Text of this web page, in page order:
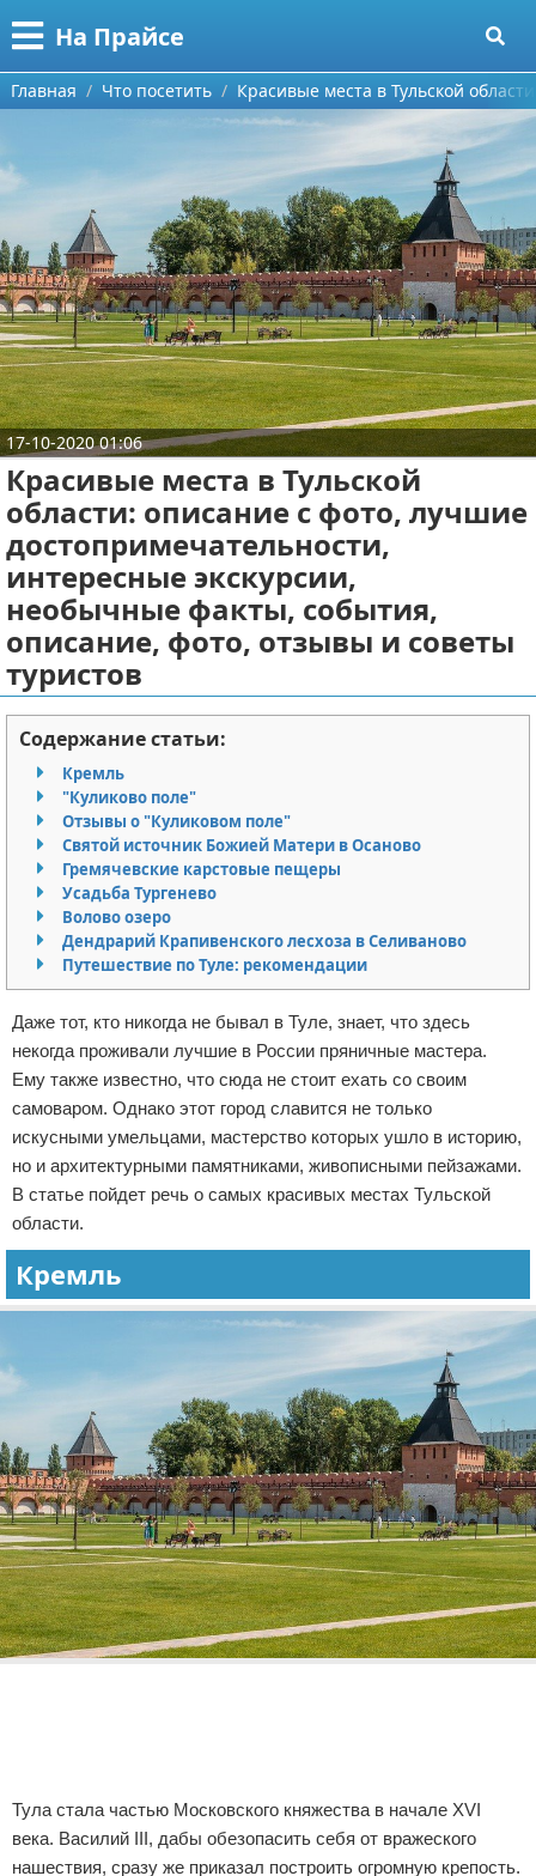
На Прайсе
Меню
Главная
Разное про покупки
Aliexpress
Сделай онлайн
Кемпинг
Круизы
Направления отдыха
Что посетить
Авиаперелеты
Отели
Полезное для туристов
Отдых на природе
Аренда автомобилей
Документы и визы
Билеты
Планирование отдыха
Турагенства
Экстримальный отдых
Разное про отдых
Поиск
О проекте
Контакты
Сотрудничество
Размещение рекламы
Для правообладателей
Условия предоставления информации
Отказ от ответственности
Главная Что посетить Красивые места в Тульской
17-10-2020 01:06
Красивые места в Тульской
области: описание с фото, лучшие
достопримечательности,
интересные экскурсии,
необычные факты, события,
описание, фото, отзывы и советы
туристов
Содержание статьи:
Кремль
"Куликово поле"
Отзывы о "Куликовом поле"
Святой источник Божией Матери в Осаново
Гремячевские карстовые пещеры
Усадьба Тургенево
Волово озеро
Дендрарий Крапивенского лесхоза в Селиваново
Путешествие по Туле: рекомендации
Даже тот, кто никогда не бывал в Туле, знает, что здесь
некогда проживали лучшие в России пряничные мастера.
Ему также известно, что сюда не стоит ехать со своим
самоваром. Однако этот город славится не только
искусными умельцами, мастерство которых ушло в историю,
но и архитектурными памятниками, живописными пейзажами.
В статье пойдет речь о самых красивых местах Тульской
области.
Кремль
Тула стала частью Московского княжества в начале XVI
века. Василий III, дабы обезопасить себя от вражеского
нашествия, сразу же приказал построить огромную крепость.